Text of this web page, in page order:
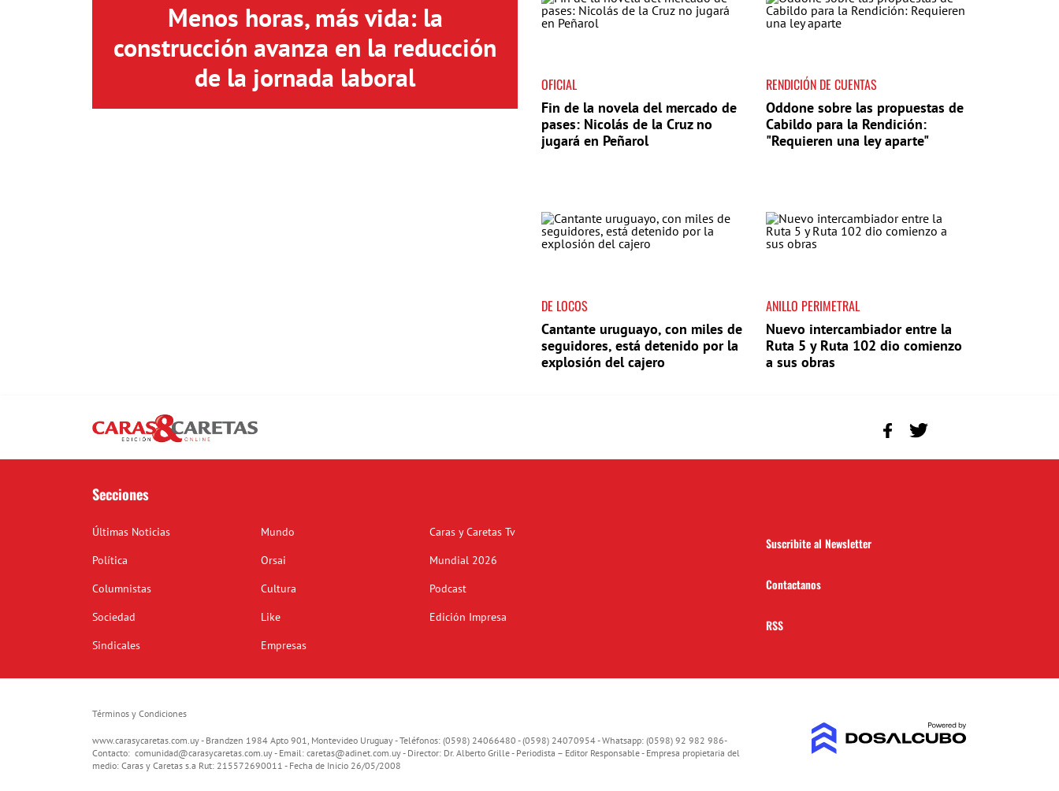
Menos horas, más vida: la
construcción avanza en la reducción
de la jornada laboral
OFICIAL
Fin de la novela del mercado de
pases: Nicolás de la Cruz no
jugará en Peñarol
RENDICIÓN DE CUENTAS
Oddone sobre las propuestas de
Cabildo para la Rendición:
"Requieren una ley aparte"
DE LOCOS
Cantante uruguayo, con miles de
seguidores, está detenido por la
explosión del cajero
ANILLO PERIMETRAL
Nuevo intercambiador entre la
Ruta 5 y Ruta 102 dio comienzo
a sus obras
Secciones
Últimas Noticias
Política
Columnistas
Sociedad
Sindicales
Mundo
Orsai
Cultura
Like
Empresas
Caras y Caretas Tv
Mundial 2026
Podcast
Edición Impresa
Suscribite al Newsletter
Contactanos
RSS
Términos y Condiciones
www.carasycaretas.com.uy - Brandzen 1984 Apto 901, Montevideo Uruguay - Teléfonos: (0598) 24066480 - (0598) 24070954 - Whatsapp: (0598) 92 982 986-
Contacto: comunidad@carasycaretas.com.uy- Email: caretas@adinet.com.uy- Director: Dr. Alberto Grille - Periodista – Editor Responsable - Empresa propietaria del
medio: Caras y Caretas s.a Rut: 215572690011 - Fecha de Inicio 26/05/2008